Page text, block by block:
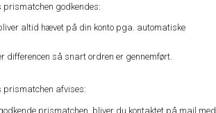
prismatchen godkendes:
altid hævet på din konto pga. automatiske
differencen så snart ordren er gennemført.
prismatchen afvises:
prismatchen, bliver du kontaktet på mail med